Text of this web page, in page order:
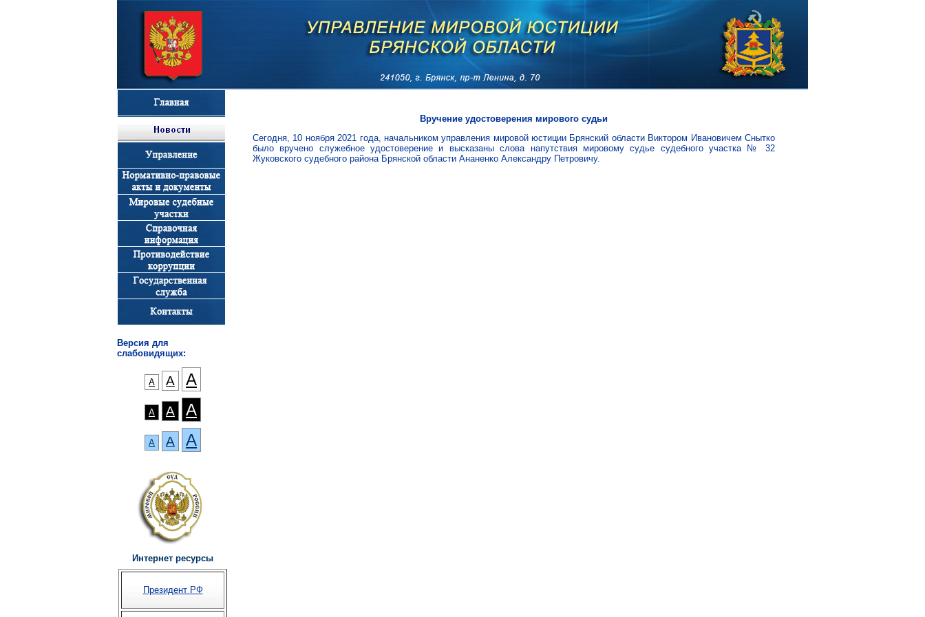
Версия для
слабовидящих:
А А А
А А А
А А А
Интернет ресурсы
Президент РФ
Вручение удостоверения мирового судьи
Сегодня, 10 ноября 2021 года, начальником управления мировой юстиции Брянский области Виктором Ивановичем Снытко
было вручено служебное удостоверение и высказаны слова напутствия мировому судье судебного участка № 32
Жуковского судебного района Брянской области Ананенко Александру Петровичу.